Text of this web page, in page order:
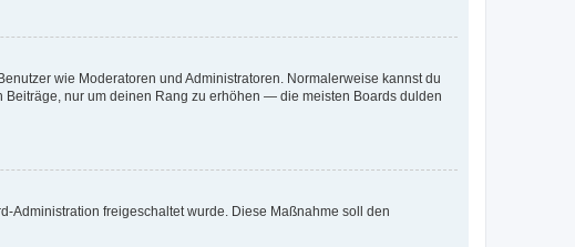
wie Moderatoren und Administratoren. Normalerweise kannst du
nur um deinen Rang zu erhöhen — die meisten Boards dulden
Administration freigeschaltet wurde. Diese Maßnahme soll den